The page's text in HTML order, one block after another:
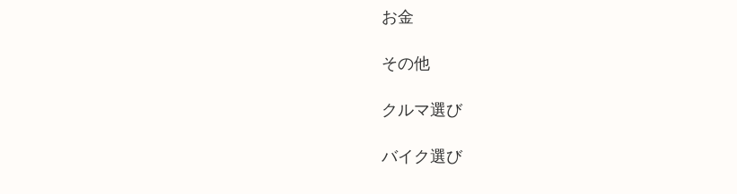
お金
その他
クルマ選び
バイク選び